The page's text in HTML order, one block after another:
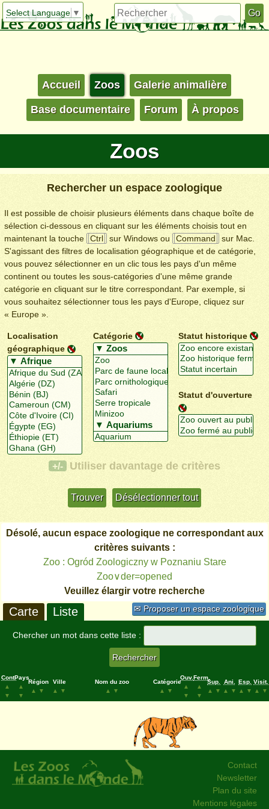
Select Language ▼
Accueil Zoos Galerie animalière
Base documentaire Forum À propos
Zoos
Rechercher un espace zoologique
Il est possible de choisir plusieurs éléments dans chaque boîte de
sélection ci-dessous en cliquant sur les éléments choisis tout en
maintenant la touche
Ctrl sur Windows ou Command
sur Mac.
S'agissant des filtres de localisation géographique et de catégorie,
vous pouvez sélectionner en un clic tous les pays d'un même
continent ou toutes les sous-catégories d'une même grande
catégorie en cliquant sur le titre correspondant. Par exemple, si
vous souhaitez sélectionner tous les pays d'Europe, cliquez sur
« Europe ».
Localisation
géographique
Catégorie Statut historique
Statut d'ouverture
+/- Utiliser davantage de critères
Désolé, aucun espace zoologique ne correspondant aux
critères suivants :
Zoo : Ogród Zoologiczny w Poznaniu Stare
Zoo∨der=opened
Veuillez élargir votre recherche
✉ Proposer un espace zoologique
Carte Liste
Chercher un mot dans cette liste :
Cont.
▲
▼
Pays
▲
▼
Région
▲
▼
Ville
▲
▼
Nom du zoo
▲
▼
Catégorie
▲
▼
Ouv.
▲
▼
Ferm.
▲
▼
Sup.
▲
▼
Ani.
▲
▼
Esp.
▲
▼
Visit.
▲
▼
Contact
Newsletter
Plan du site
Mentions légales